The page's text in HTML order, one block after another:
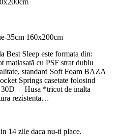
35cm 160x200cm
Sleep este formata din:
cu PSF strat dublu
standard Soft Foam BAZA
Springs casetate folosind
30D Husa *tricot de inalta
rezistenta…
14 zile daca nu-ti place.